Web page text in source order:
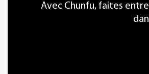
Avec Chunfu, faites